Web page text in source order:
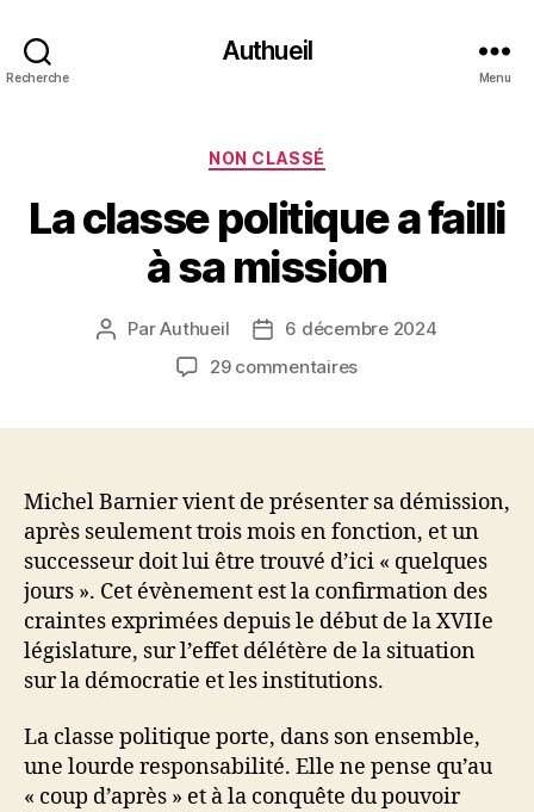
Recherche
Authueil
Menu
Catégories
NON CLASSÉ
La classe politique a failli
à sa mission
Auteur
ParAuthueil
Date6 décembre 2024
29 commentairessur
failli
à
sa
mission
Michel Barnier vient de présenter sa démission,
après seulement trois mois en fonction, et un
successeur doit lui être trouvé d’ici « quelques
jours ». Cet évènement est la confirmation des
craintes exprimées depuis le début de la XVIIe
législature, sur l’effet délétère de la situation
sur la démocratie et les institutions.
La classe politique porte, dans son ensemble,
une lourde responsabilité. Elle ne pense qu’au
« coup d’après » et à la conquête du pouvoir